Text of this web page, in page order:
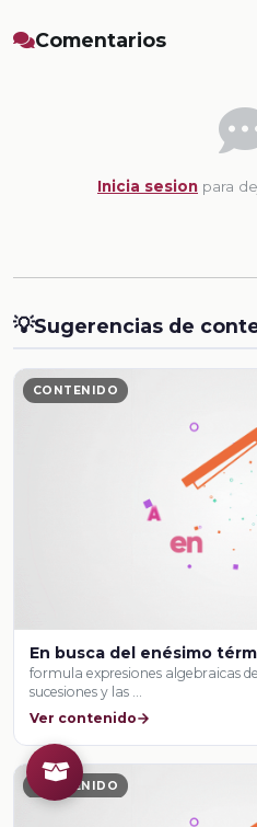
Comentarios
Inicia sesion para
💡Sugerencias de
CONTENIDO
En busca del enésimo
formula expresiones algebraicas
sucesiones y las …
Ver contenido
CONTENIDO